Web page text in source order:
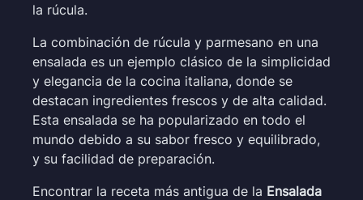
la rúcula.
La combinación de rúcula y parmesano en una
ensalada es un ejemplo clásico de la simplicidad
y elegancia de la cocina italiana, donde se
destacan ingredientes frescos y de alta calidad.
Esta ensalada se ha popularizado en todo el
mundo debido a su sabor fresco y equilibrado,
y su facilidad de preparación.
Encontrar la receta más antigua de la Ensalada